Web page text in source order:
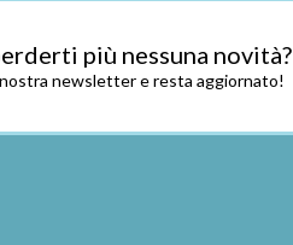
più nessuna novità?
newsletter e resta aggiornato!